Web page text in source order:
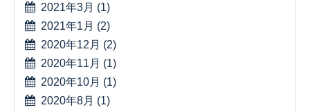
2021年3月 (1)
2021年1月 (2)
2020年12月 (2)
2020年11月 (1)
2020年10月 (1)
2020年8月 (1)